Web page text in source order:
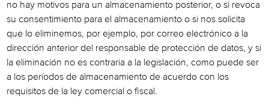
no hay motivos para un almacenamiento posterior, o si revoca
su consentimiento para el almacenamiento o si nos solicita
que lo eliminemos, por ejemplo, por correo electrónico a la
dirección anterior del responsable de protección de datos, y si
la eliminación no es contraria a la legislación, como puede ser
a los períodos de almacenamiento de acuerdo con los
requisitos de la ley comercial o fiscal.